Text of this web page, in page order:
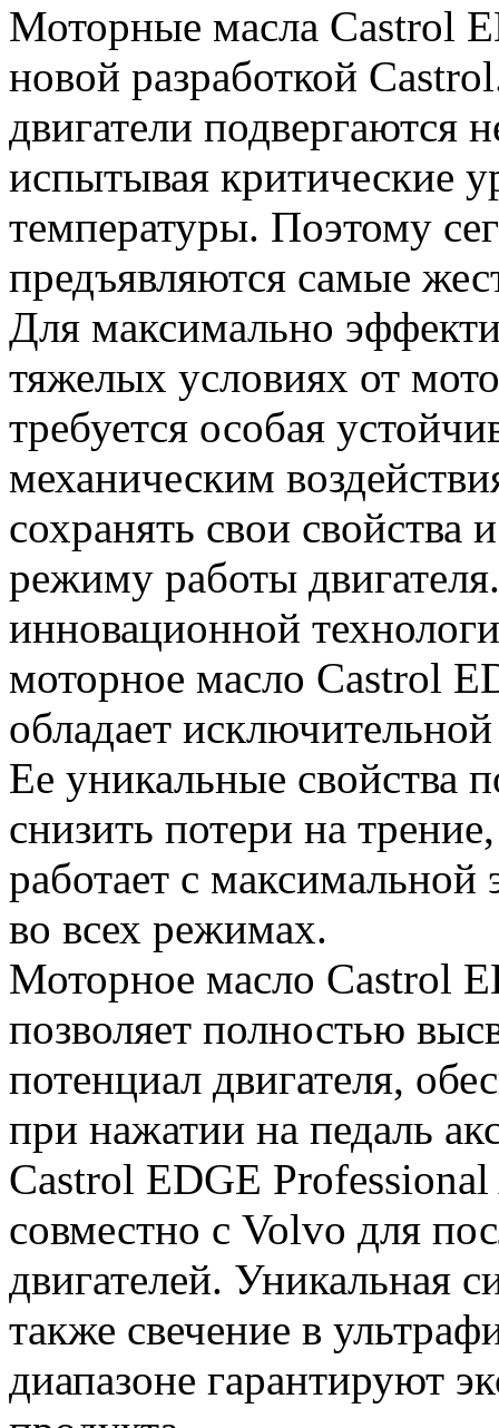
Моторные масла Castrol
новой разработкой
двигатели подвергаются
испытывая критические
температуры. Поэтому
предъявляются самые
Для максимально
тяжелых условиях от
требуется особая
механическим
сохранять свои свойства
режиму работы
инновационной
моторное масло Castrol
обладает
Ее уникальные свойства
снизить потери на
работает с
во всех режимах.
Моторное масло Castrol
позволяет полностью
потенциал двигателя,
при нажатии на педаль
Castrol EDGE
совместно с Volvo для
двигателей. Уникальная
также свечение в
диапазоне гарантируют